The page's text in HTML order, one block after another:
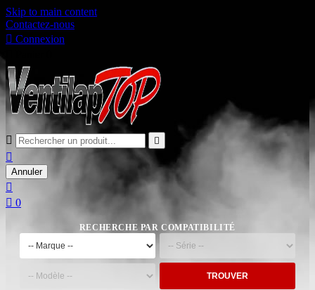
Skip to main content
Contactez-nous
 Connexion
 

Annuler

 0
RECHERCHE PAR COMPATIBILITÉ
TROUVER